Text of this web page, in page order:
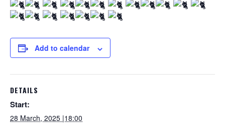
Add to calendar
DETAILS
Start:
28 March, 2025 |18:00